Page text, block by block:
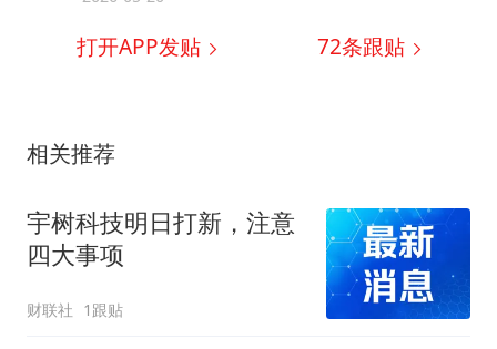
打开APP发贴 72条跟贴
相关推荐
宇树科技明日打新，注意
四大事项
财联社 1跟贴